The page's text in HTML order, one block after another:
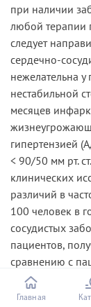
при наличии
любой терапии
следует
сердечно-
нежелательна
нестабильной
месяцев
гипертензией
< 90/50 мм рт.
клинических
различий в
100 человек в
сосудистых
пациентов,
сравнению с
Сердечно-
В ходе
Главная